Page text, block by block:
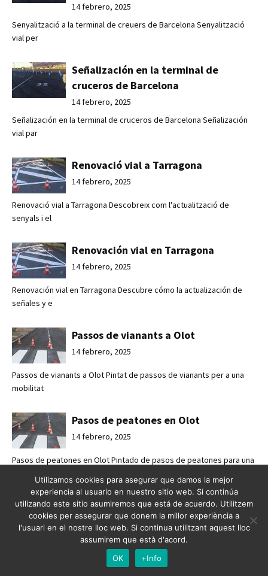
14 febrero, 2025
Senyalització a la terminal de creuers de Barcelona Senyalització
vial per
Señalización en la terminal de
cruceros de Barcelona
14 febrero, 2025
Señalización en la terminal de cruceros de Barcelona Señalización
vial par
Renovació vial a Tarragona
14 febrero, 2025
Renovació vial a Tarragona Descobreix com l'actualització de
senyals i el
Renovación vial en Tarragona
14 febrero, 2025
Renovación vial en Tarragona Descubre cómo la actualización de
señales y e
Passos de vianants a Olot
14 febrero, 2025
Passos de vianants a Olot Pintat de passos de vianants per a una
mobilitat
Pasos de peatones en Olot
14 febrero, 2025
Pasos de peatones en Olot Pintado de pasos de peatones para una
Mejorando la seguridad vial en
Esplugues de Llobregat
7 febrero, 2025
Mejorando la seguridad vial en Esplugues de Llobregat Crossabsa
Utilizamos cookies para asegurar que damos la mejor
experiencia al usuario en nuestro sitio web. Si continúa
utilizando este sitio asumiremos que está de acuerdo. Utilitzem
cookies per assegurar que donem la millor experiència a
l'usuari en el nostre lloc web. Si continua utilitzant aquest lloc
assumirem que està d'acord.
OK
+Info